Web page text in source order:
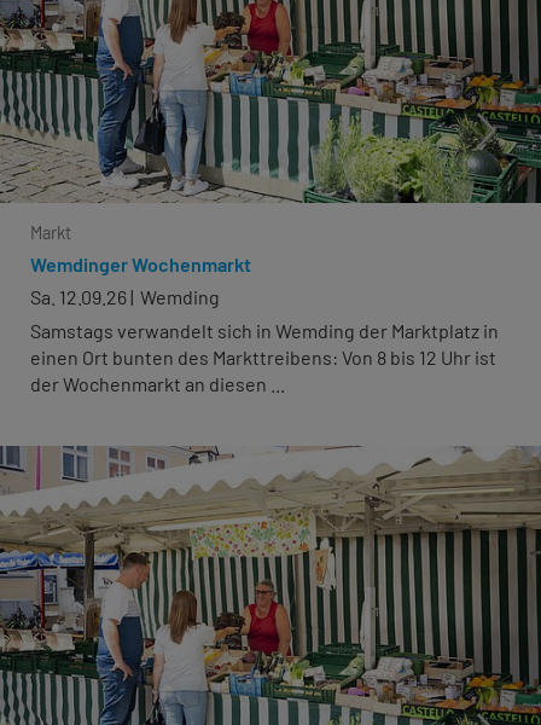
Markt
Wemdinger Wochenmarkt
Sa. 12.09.26 Wemding
Samstags verwandelt sich in Wemding der Marktplatz in
einen Ort bunten des Markttreibens: Von 8 bis 12 Uhr ist
der Wochenmarkt an diesen ...